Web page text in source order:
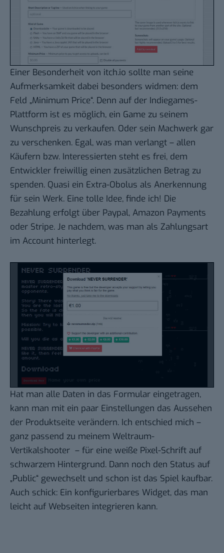
Einer Besonderheit von itch.io sollte man seine
Aufmerksamkeit dabei besonders widmen: dem
Feld „Minimum Price“. Denn auf der Indiegames-
Plattform ist es möglich, ein Game zu seinem
Wunschpreis zu verkaufen. Oder sein Machwerk gar
zu verschenken. Egal, was man verlangt – allen
Käufern bzw. Interessierten steht es frei, dem
Entwickler freiwillig einen zusätzlichen Betrag zu
spenden. Quasi ein Extra-Obolus als Anerkennung
für sein Werk. Eine tolle Idee, finde ich! Die
Bezahlung erfolgt über Paypal, Amazon Payments
oder Stripe. Je nachdem, was man als Zahlungsart
im Account hinterlegt.
Hat man alle Daten in das Formular eingetragen,
kann man mit ein paar Einstellungen das Aussehen
der Produktseite verändern. Ich entschied mich –
ganz passend zu meinem Weltraum-
Vertikalshooter – für eine weiße Pixel-Schrift auf
schwarzem Hintergrund. Dann noch den Status auf
„Public“ gewechselt und schon ist das Spiel kaufbar.
Auch schick: Ein konfigurierbares Widget, das man
leicht auf Webseiten integrieren kann.